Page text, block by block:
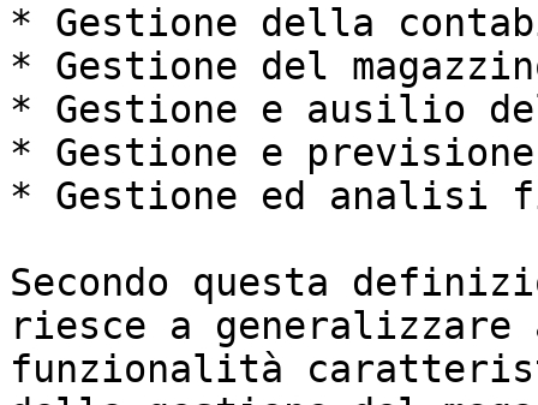
* Gestione della
* Gestione del
* Gestione e ausilio
* Gestione e
* Gestione ed analisi
Secondo questa
riesce a
funzionalità